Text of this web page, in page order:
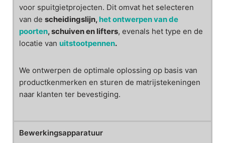
voor spuitgietprojecten. Dit omvat het selecteren
van de scheidingslijn, het ontwerpen van de
poorten, schuiven en lifters, evenals het type en de
locatie van uitstootpennen.
We ontwerpen de optimale oplossing op basis van
productkenmerken en sturen de matrijstekeningen
naar klanten ter bevestiging.
Bewerkingsapparatuur